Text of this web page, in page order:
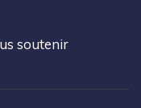
soutenir